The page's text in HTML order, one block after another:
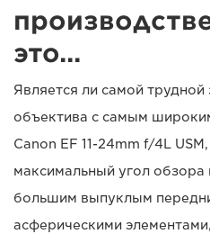
это...
Является ли самой
объектива с самым
Canon EF 11-24mm f/4L
максимальный угол обзора
большим выпуклым
асферическими